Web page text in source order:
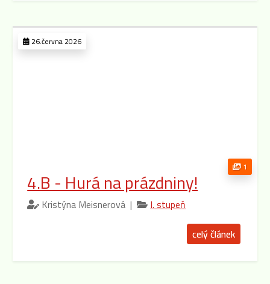
26.června 2026
1
4.B - Hurá na prázdniny!
Kristýna Meisnerová | I. stupeň
celý článek